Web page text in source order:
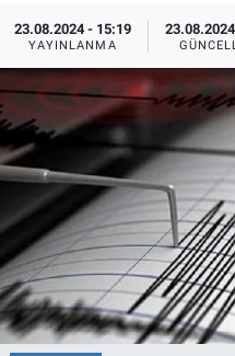
23.08.2024 - 15:19
YAYINLANMA
Doğa Konuşuyor
Dünya
Ege Saati
Ege'den Esintiler
Eğitim
Eğlence
Sağlık
Spor
Yayın Akışı
İletişim
Tüm Manşetler
Son Dakika Haberleri
Haber Arşivi